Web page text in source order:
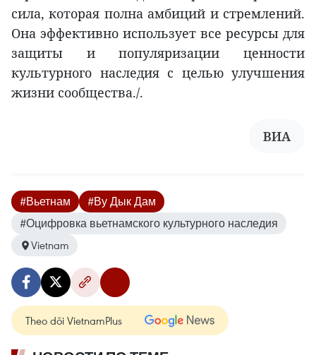
сила, которая полна амбиций и стремлений.
Она эффективно использует все ресурсы для
защиты и популяризации ценности
культурного наследия с целью улучшения
жизни сообщества./.
ВИА
#Вьетнам
#Ву Дык Дам
#Оцифровка вьетнамского культурного наследия
Vietnam
Theo dõi VietnamPlus